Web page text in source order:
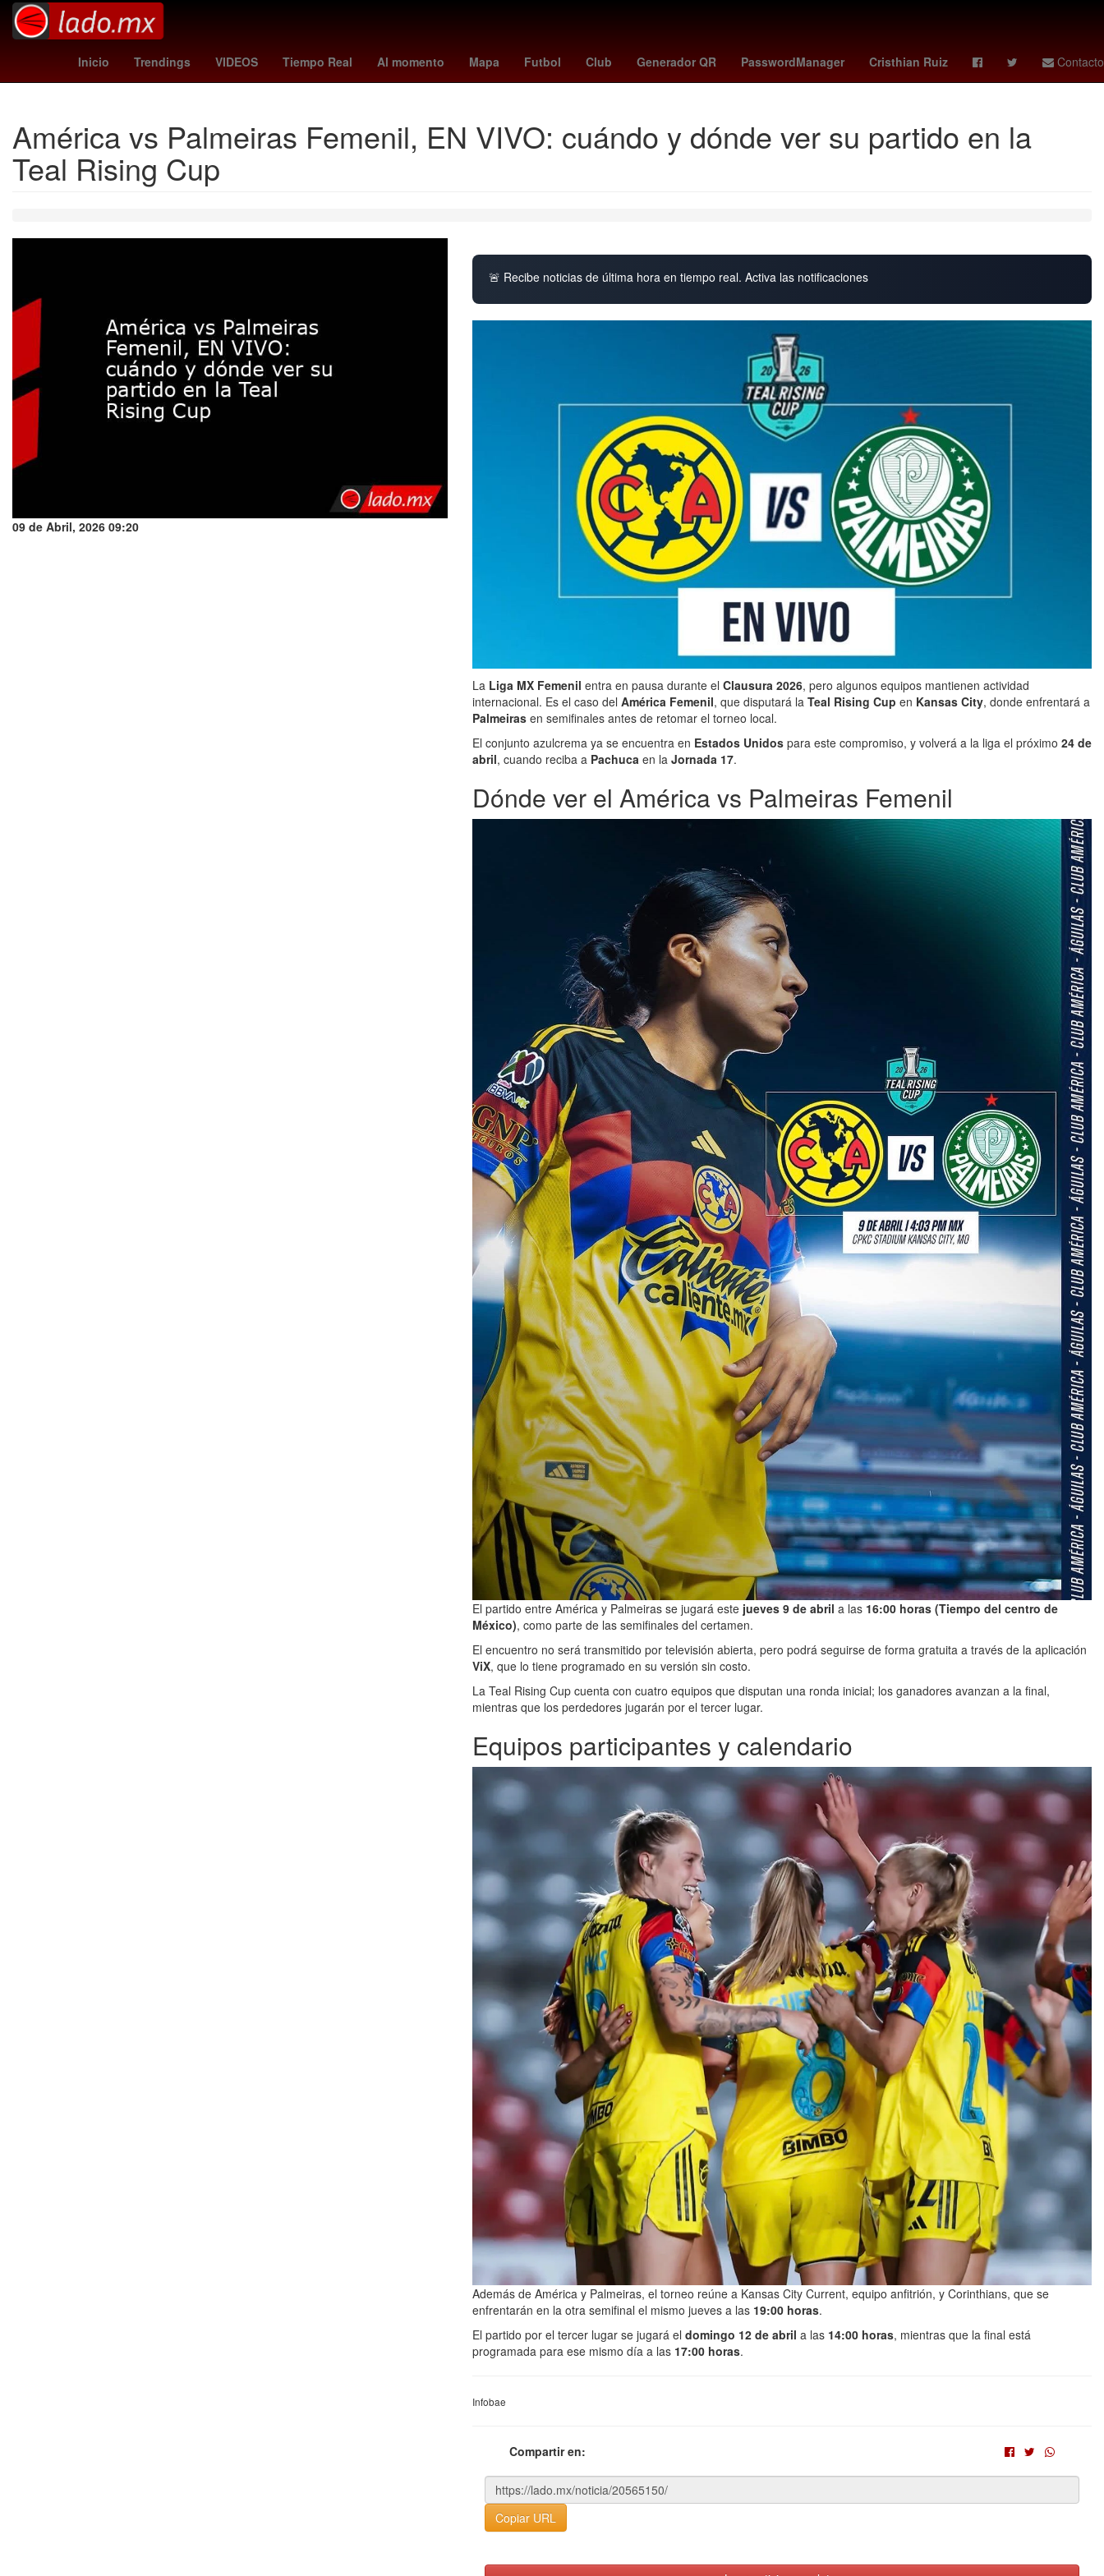
Inicio Trendings VIDEOS Tiempo Real Al momento Mapa Futbol Club Generador QR PasswordManager Cristhian Ruiz Contacto
orioles - angels mariners - tigers HBO spider-man: brand new day Morelia crédito Al Nassr st. louis city sc - real salt lake Beisbol Amistosos
América vs Palmeiras Femenil, EN VIVO: cuándo y dónde ver su partido en la
Teal Rising Cup
09 de Abril, 2026 09:20
🚨 Recibe noticias de última hora en tiempo real. Activa las notificaciones
La Liga MX Femenil entra en pausa durante el Clausura 2026, pero algunos equipos mantienen actividad
internacional. Es el caso del América Femenil, que disputará la Teal Rising Cup en Kansas City, donde enfrentará a
Palmeiras en semifinales antes de retomar el torneo local.
El conjunto azulcrema ya se encuentra en Estados Unidos para este compromiso, y volverá a la liga el próximo 24 de
abril, cuando reciba a Pachuca en la Jornada 17.
Dónde ver el América vs Palmeiras Femenil
El partido entre América y Palmeiras se jugará este jueves 9 de abril a las 16:00 horas (Tiempo del centro de
México), como parte de las semifinales del certamen.
El encuentro no será transmitido por televisión abierta, pero podrá seguirse de forma gratuita a través de la aplicación
ViX, que lo tiene programado en su versión sin costo.
La Teal Rising Cup cuenta con cuatro equipos que disputan una ronda inicial; los ganadores avanzan a la final,
mientras que los perdedores jugarán por el tercer lugar.
Equipos participantes y calendario
Además de América y Palmeiras, el torneo reúne a Kansas City Current, equipo anfitrión, y Corinthians, que se
enfrentarán en la otra semifinal el mismo jueves a las 19:00 horas.
El partido por el tercer lugar se jugará el domingo 12 de abril a las 14:00 horas, mientras que la final está
programada para ese mismo día a las 17:00 horas.
Infobae
Compartir en:
Copiar URL